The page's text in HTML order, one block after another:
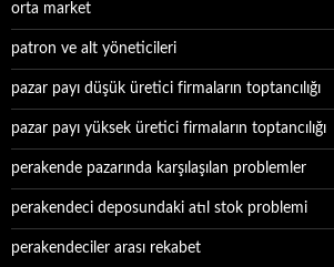
orta market
patron ve alt yöneticileri
pazar payı düşük üretici firmaların toptancılığı
pazar payı yüksek üretici firmaların toptancılığı
perakende pazarında karşılaşılan problemler
perakendeci deposundaki atıl stok problemi
perakendeciler arası rekabet